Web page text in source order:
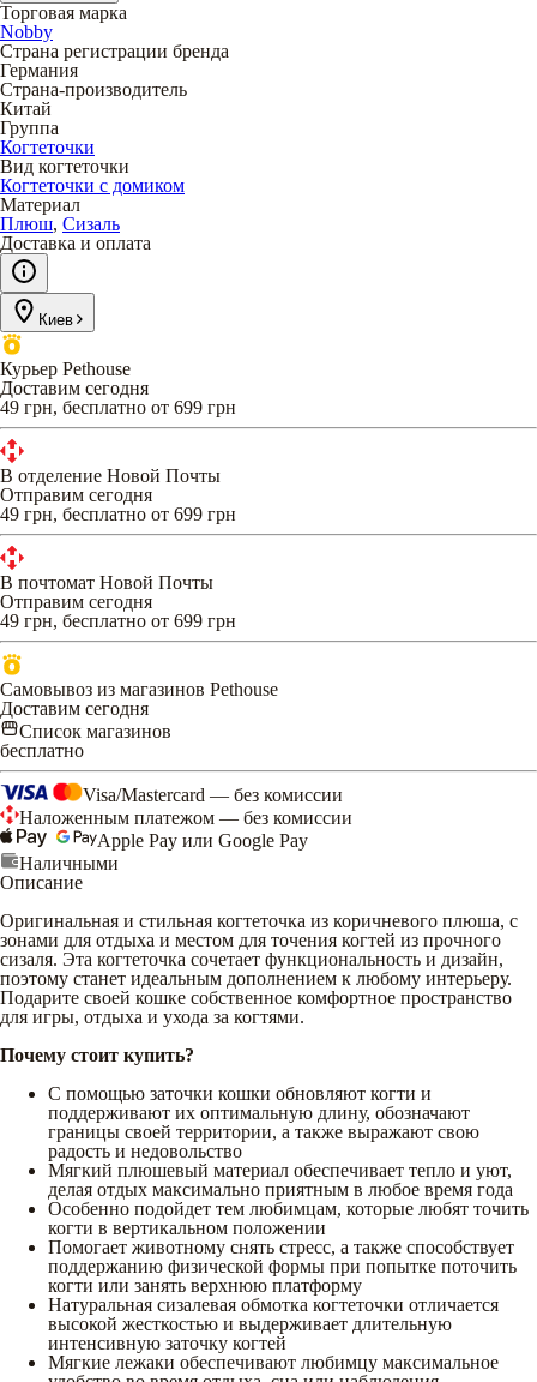
Торговая марка
Nobby
Страна регистрации бренда
Германия
Страна-производитель
Китай
Группа
Когтеточки
Вид когтеточки
Когтеточки с домиком
Материал
Плюш, Сизаль
Доставка и оплата
Киев
Курьер Pethouse
Доставим сегодня
49 грн, бесплатно от 699 грн
В отделение Новой Почты
Отправим сегодня
49 грн, бесплатно от 699 грн
В почтомат Новой Почты
Отправим сегодня
49 грн, бесплатно от 699 грн
Самовывоз из магазинов Pethouse
Доставим сегодня
Список магазинов
бесплатно
Visa/Mastercard — без комиссии
Наложенным платежом — без комиссии
Apple Pay или Google Pay
Наличными
Описание
Оригинальная и стильная когтеточка из коричневого плюша, с
зонами для отдыха и местом для точения когтей из прочного
сизаля. Эта когтеточка сочетает функциональность и дизайн,
поэтому станет идеальным дополнением к любому интерьеру.
Подарите своей кошке собственное комфортное пространство
для игры, отдыха и ухода за когтями.
Почему стоит купить?
С помощью заточки кошки обновляют когти и
поддерживают их оптимальную длину, обозначают
границы своей территории, а также выражают свою
радость и недовольство
Мягкий плюшевый материал обеспечивает тепло и уют,
делая отдых максимально приятным в любое время года
Особенно подойдет тем любимцам, которые любят точить
когти в вертикальном положении
Помогает животному снять стресс, а также способствует
поддержанию физической формы при попытке поточить
когти или занять верхнюю платформу
Натуральная сизалевая обмотка когтеточки отличается
высокой жесткостью и выдерживает длительную
интенсивную заточку когтей
Мягкие лежаки обеспечивают любимцу максимальное